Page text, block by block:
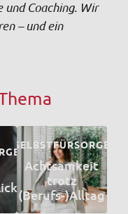
und Coaching. Wir
– und ein
SELBSTFÜRSORGE
Achtsamkeit
trotz
(Berufs-)Alltag